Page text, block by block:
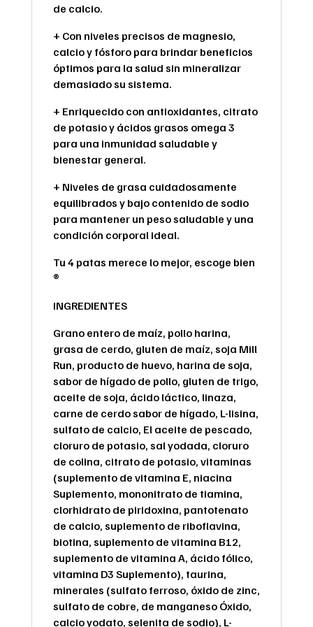
de calcio.
+ Con niveles precisos de magnesio,
calcio y fósforo para brindar beneficios
óptimos para la salud sin mineralizar
demasiado su sistema.
+ Enriquecido con antioxidantes, citrato
de potasio y ácidos grasos omega 3
para una inmunidad saludable y
bienestar general.
+ Niveles de grasa cuidadosamente
equilibrados y bajo contenido de sodio
para mantener un peso saludable y una
condición corporal ideal.
Tu 4 patas merece lo mejor, escoge bien
®
INGREDIENTES
Grano entero de maíz, pollo harina,
grasa de cerdo, gluten de maíz, soja Mill
Run, producto de huevo, harina de soja,
sabor de hígado de pollo, gluten de trigo,
aceite de soja, ácido láctico, linaza,
carne de cerdo sabor de hígado, L-lisina,
sulfato de calcio, El aceite de pescado,
cloruro de potasio, sal yodada, cloruro
de colina, citrato de potasio, vitaminas
(suplemento de vitamina E, niacina
Suplemento, mononitrato de tiamina,
clorhidrato de piridoxina, pantotenato
de calcio, suplemento de riboflavina,
biotina, suplemento de vitamina B12,
suplemento de vitamina A, ácido fólico,
vitamina D3 Suplemento), taurina,
minerales (sulfato ferroso, óxido de zinc,
sulfato de cobre, de manganeso Óxido,
calcio yodato, selenita de sodio), L-